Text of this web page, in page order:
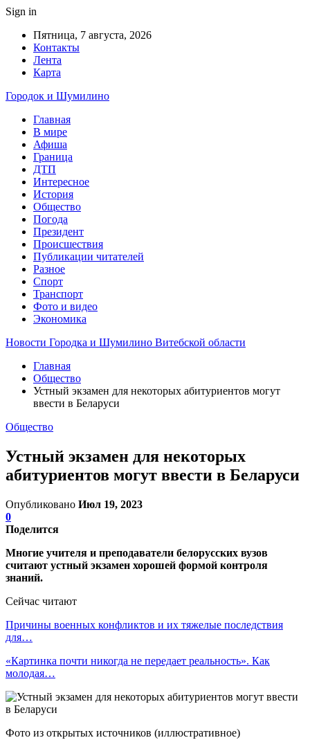
Sign in
Пятница, 7 августа, 2026
Контакты
Лента
Карта
Городок и Шумилино
Главная
В мире
Афиша
Граница
ДТП
Интересное
История
Общество
Погода
Президент
Происшествия
Публикации читателей
Разное
Спорт
Транспорт
Фото и видео
Экономика
Новости Городка и Шумилино Витебской области
Главная
Общество
Устный экзамен для некоторых абитуриентов могут
ввести в Беларуси
Общество
Устный экзамен для некоторых
абитуриентов могут ввести в Беларуси
Опубликовано Июл 19, 2023
0
Поделится
Многие учителя и преподаватели белорусских вузов
считают устный экзамен хорошей формой контроля
знаний.
Сейчас читают
Причины военных конфликтов и их тяжелые последствия
для…
«Картинка почти никогда не передает реальность». Как
молодая…
Фото из открытых источников (иллюстративное)